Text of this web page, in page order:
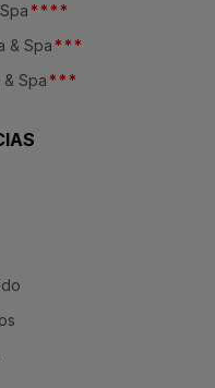
* * * *
& Spa * * *
Spa * * *